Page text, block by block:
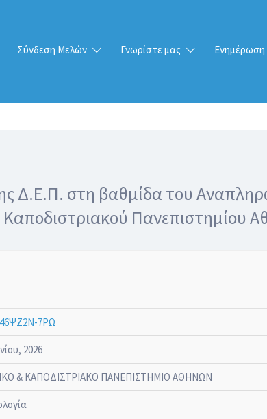
Σύνδεση Μελών Γνωρίστε μας Ενημέρωση
Δ.Ε.Π. στη βαθμίδα του
Πανεπιστημίου
7ΡΩ
2026
& ΚΑΠΟΔΙΣΤΡΙΑΚΟ ΠΑΝΕΠΙΣΤΗΜΙΟ ΑΘΗΝΩΝ